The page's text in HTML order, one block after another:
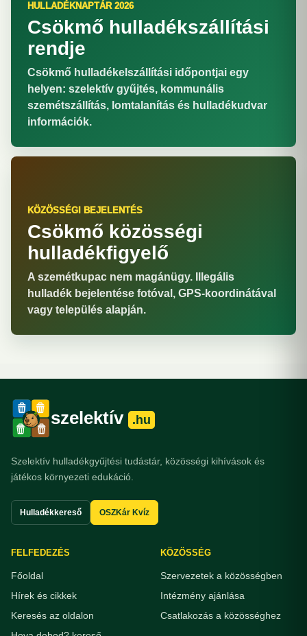
HULLADÉKNAPTÁR 2026
Csökmő hulladékszállítási
rendje
Csökmő hulladékelszállítási időpontjai egy
helyen: szelektív gyűjtés, kommunális
szemétszállítás, lomtalanítás és hulladékudvar
információk.
KÖZÖSSÉGI BEJELENTÉS
Csökmő közösségi
hulladékfigyelő
A szemétkupac nem magánügy. Illegális
hulladék bejelentése fotóval, GPS-koordinátával
vagy település alapján.
szelektív .hu
Szelektív hulladékgyűjtési tudástár, közösségi kihívások és
játékos környezeti edukáció.
Hulladékkereső OSZKár Kvíz
FELFEDEZÉS
Főoldal
Hírek és cikkek
Keresés az oldalon
KÖZÖSSÉG
Szervezetek a közösségben
Intézmény ajánlása
Csatlakozás a közösséghez